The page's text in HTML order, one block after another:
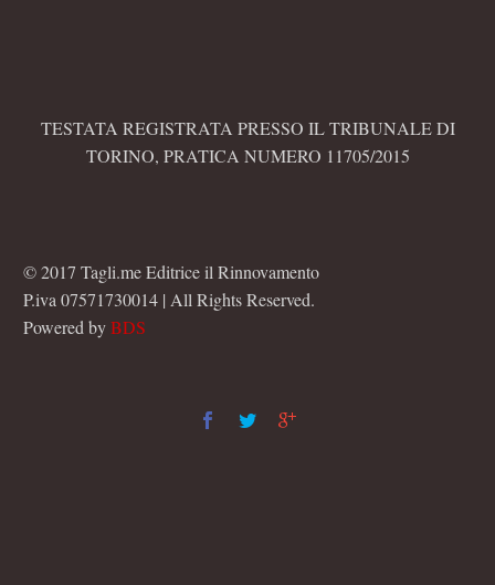
TESTATA REGISTRATA PRESSO IL TRIBUNALE DI
TORINO, PRATICA NUMERO 11705/2015
© 2017 Tagli.me Editrice il Rinnovamento
P.iva 07571730014 | All Rights Reserved.
Powered byBDS